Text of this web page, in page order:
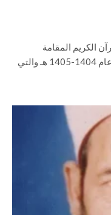
الكريم المقامة
بالجامعة الإٍسلامية على مستوى الجامعة عام 1404-1405 هـ والتي